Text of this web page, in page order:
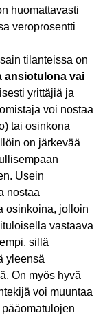
huomattavasti
veroprosentti
tilanteissa on
ansiotulona vai
yrittäjiä ja
voi nostaa
tai osinkona
on järkevää
Usein
nostaa
osinkoina, jolloin
vastaava
sillä
yleensä
On myös hyvä
voi muuntaa